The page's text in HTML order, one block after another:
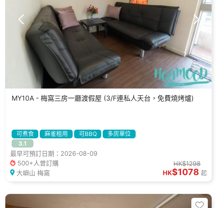
MY10A - 梅窩三房一廳渡假屋 (3/F連私人天台，免費燒烤爐)
可煮食 麻雀租用 可BBQ
多房單位
3.1
最早可預訂日期：2026-08-09
500+人曾訂購
大嶼山 梅窩
HK$1298
HK$1078 起